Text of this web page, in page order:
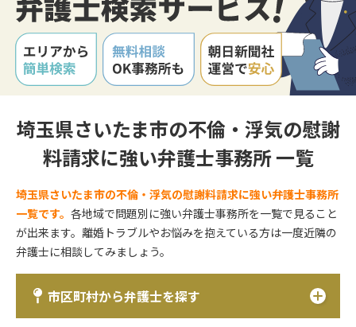
埼玉県さいたま市の不倫・浮気の慰謝
料請求に強い弁護士事務所 一覧
埼玉県さいたま市の不倫・浮気の慰謝料請求に強い弁護士事務所
一覧です。各地域で問題別に強い弁護士事務所を一覧で見ること
が出来ます。離婚トラブルやお悩みを抱えている方は一度近隣の
弁護士に相談してみましょう。
市区町村から弁護士を探す